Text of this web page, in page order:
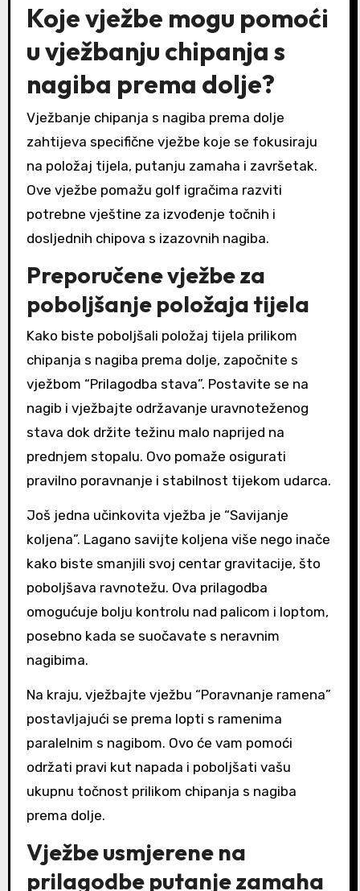
Koje vježbe mogu pomoći
u vježbanju chipanja s
nagiba prema dolje?
Vježbanje chipanja s nagiba prema dolje
zahtijeva specifične vježbe koje se fokusiraju
na položaj tijela, putanju zamaha i završetak.
Ove vježbe pomažu golf igračima razviti
potrebne vještine za izvođenje točnih i
dosljednih chipova s izazovnih nagiba.
Preporučene vježbe za
poboljšanje položaja tijela
Kako biste poboljšali položaj tijela prilikom
chipanja s nagiba prema dolje, započnite s
vježbom “Prilagodba stava”. Postavite se na
nagib i vježbajte održavanje uravnoteženog
stava dok držite težinu malo naprijed na
prednjem stopalu. Ovo pomaže osigurati
pravilno poravnanje i stabilnost tijekom udarca.
Još jedna učinkovita vježba je “Savijanje
koljena”. Lagano savijte koljena više nego inače
kako biste smanjili svoj centar gravitacije, što
poboljšava ravnotežu. Ova prilagodba
omogućuje bolju kontrolu nad palicom i loptom,
posebno kada se suočavate s neravnim
nagibima.
Na kraju, vježbajte vježbu “Poravnanje ramena”
postavljajući se prema lopti s ramenima
paralelnim s nagibom. Ovo će vam pomoći
održati pravi kut napada i poboljšati vašu
ukupnu točnost prilikom chipanja s nagiba
prema dolje.
Vježbe usmjerene na
prilagodbe putanje zamaha